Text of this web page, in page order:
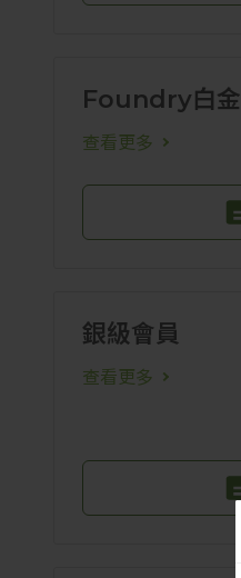
Foundry白金
查看更多
銀級會員
查看更多